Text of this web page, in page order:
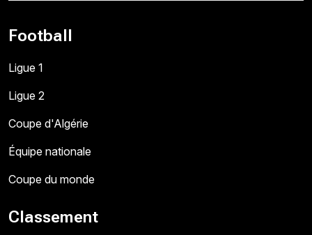
Football
Ligue 1
Ligue 2
Coupe d'Algérie
Équipe nationale
Coupe du monde
Classement